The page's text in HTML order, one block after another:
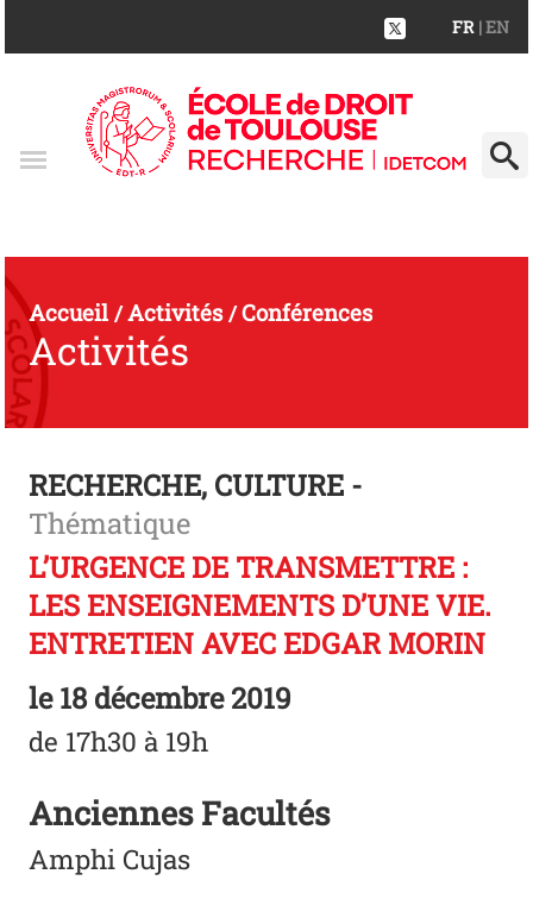
FR | EN
Accueil/Activités/Conférences
Activités
RECHERCHE, CULTURE -
Thématique
L’URGENCE DE TRANSMETTRE :
LES ENSEIGNEMENTS D’UNE VIE.
ENTRETIEN AVEC EDGAR MORIN
le18 décembre 2019
de 17h30 à 19h
Anciennes Facultés
Amphi Cujas